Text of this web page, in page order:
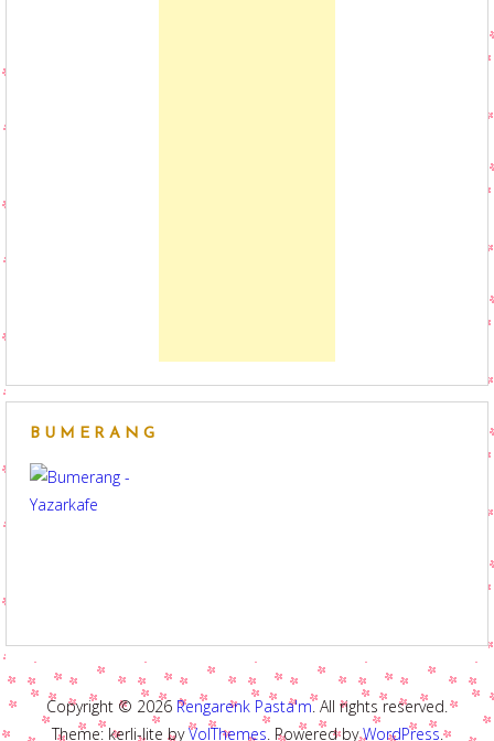
BUMERANG
Copyright © 2026 Rengarenk Pasta'm. All rights reserved.
Theme: kerli-lite byVolThemes. Powered byWordPress.